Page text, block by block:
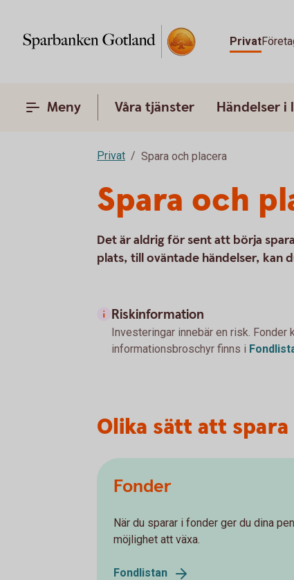
Privat
Meny Våra tjänster Händelser i
Privat Spara och placera
Spara och
Det är aldrig för sent att börja
plats, till oväntade händelser, kan
Riskinformation
Investeringar innebär en risk. Fonder
informationsbroschyr finns i
Olika sätt att spara
Fonder
När du sparar i fonder ger du dina
möjlighet att växa.
Fondlistan